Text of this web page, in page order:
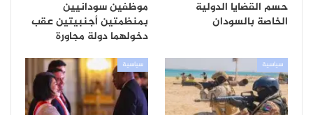
حسم القضايا الدولية
الخاصة بالسودان
موظفين سودانيين
بمنظمتين أجنبيتين عقب
دخولهما دولة مجاورة
سياسية سياسية